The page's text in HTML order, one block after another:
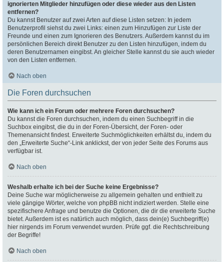
ignorierten Mitglieder hinzufügen oder diese wieder aus den Listen
entfernen?
Du kannst Benutzer auf zwei Arten auf diese Listen setzen: In jedem
Benutzerprofil siehst du zwei Links: einen zum Hinzufügen zur Liste der
Freunde und einen zum Ignorieren des Benutzers. Außerdem kannst du im
persönlichen Bereich direkt Benutzer zu den Listen hinzufügen, indem du
deren Benutzernamen eingibst. An gleicher Stelle kannst du sie auch wieder
von den Listen entfernen.
Nach oben
Die Foren durchsuchen
Wie kann ich ein Forum oder mehrere Foren durchsuchen?
Du kannst die Foren durchsuchen, indem du einen Suchbegriff in die
Suchbox eingibst, die du in der Foren-Übersicht, der Foren- oder
Themenansicht findest. Erweiterte Suchmöglichkeiten erhältst du, indem du
den „Erweiterte Suche“-Link anklickst, der von jeder Seite des Forums aus
verfügbar ist.
Nach oben
Weshalb erhalte ich bei der Suche keine Ergebnisse?
Deine Suche war möglicherweise zu allgemein gehalten und enthielt zu
viele gängige Wörter, welche von phpBB nicht indiziert werden. Stelle eine
spezifischere Anfrage und benutze die Optionen, die dir die erweiterte Suche
bietet. Außerdem ist es natürlich auch möglich, dass dein(e) Suchbegriff(e)
hier nirgends im Forum verwendet wurden. Prüfe ggf. die Rechtschreibung
der Begriffe!
Nach oben